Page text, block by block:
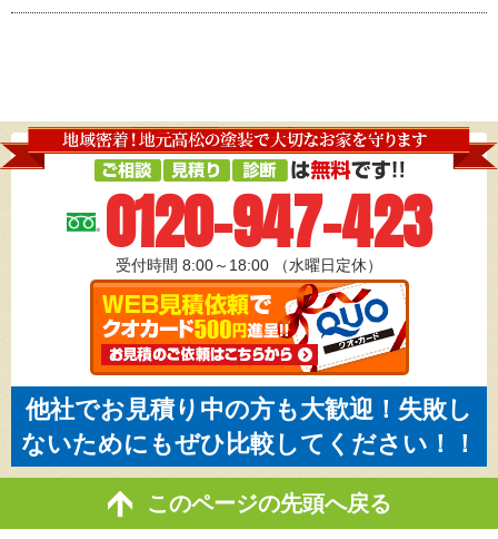
0120-947-423
受付時間 8:00～18:00 （水曜日定休）
他社でお見積り中の方も大歓迎！失敗し
ないためにもぜひ比較してください！！
このページの先頭へ戻る